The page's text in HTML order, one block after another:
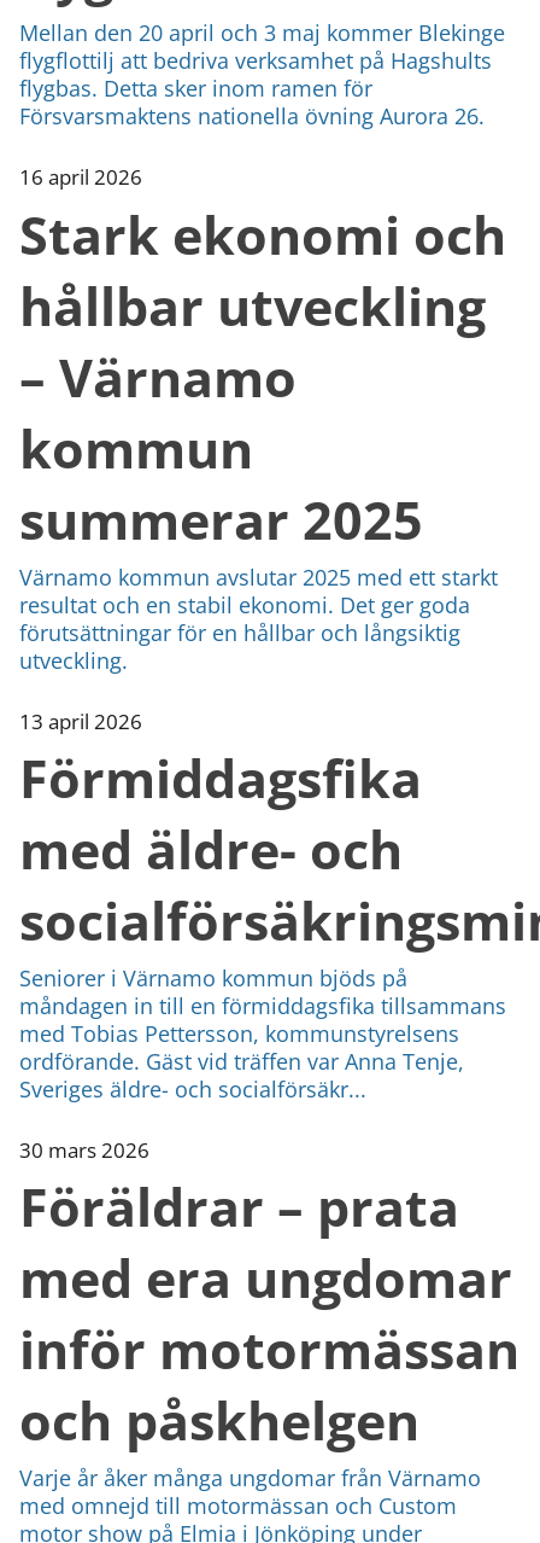
Mellan den 20 april och 3 maj kommer Blekinge
flygflottilj att bedriva verksamhet på Hagshults
flygbas. Detta sker inom ramen för
Försvarsmaktens nationella övning Aurora 26.
16 april 2026
Stark ekonomi och
hållbar utveckling
– Värnamo
kommun
summerar 2025
Värnamo kommun avslutar 2025 med ett starkt
resultat och en stabil ekonomi. Det ger goda
förutsättningar för en hållbar och långsiktig
utveckling.
13 april 2026
Förmiddagsfika
med äldre- och
Seniorer i Värnamo kommun bjöds på
måndagen in till en förmiddagsfika tillsammans
med Tobias Pettersson, kommunstyrelsens
ordförande. Gäst vid träffen var Anna Tenje,
Sveriges äldre- och socialförsäkr...
30 mars 2026
Föräldrar – prata
med era ungdomar
inför motormässan
och påskhelgen
Varje år åker många ungdomar från Värnamo
med omnejd till motormässan och Custom
motor show på Elmia i Jönköping under